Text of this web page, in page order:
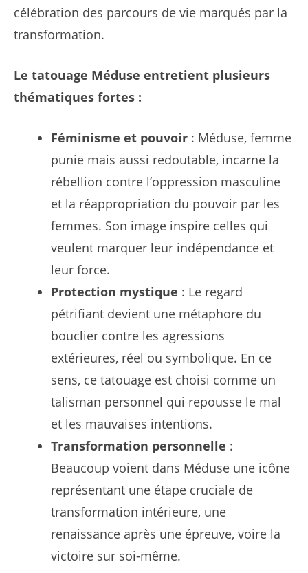
célébration des parcours de vie marqués par la
transformation.
Le tatouage Méduse entretient plusieurs
thématiques fortes :
Féminisme et pouvoir : Méduse, femme
punie mais aussi redoutable, incarne la
rébellion contre l’oppression masculine
et la réappropriation du pouvoir par les
femmes. Son image inspire celles qui
veulent marquer leur indépendance et
leur force.
Protection mystique : Le regard
pétrifiant devient une métaphore du
bouclier contre les agressions
extérieures, réel ou symbolique. En ce
sens, ce tatouage est choisi comme un
talisman personnel qui repousse le mal
et les mauvaises intentions.
Transformation personnelle :
Beaucoup voient dans Méduse une icône
représentant une étape cruciale de
transformation intérieure, une
renaissance après une épreuve, voire la
victoire sur soi-même.